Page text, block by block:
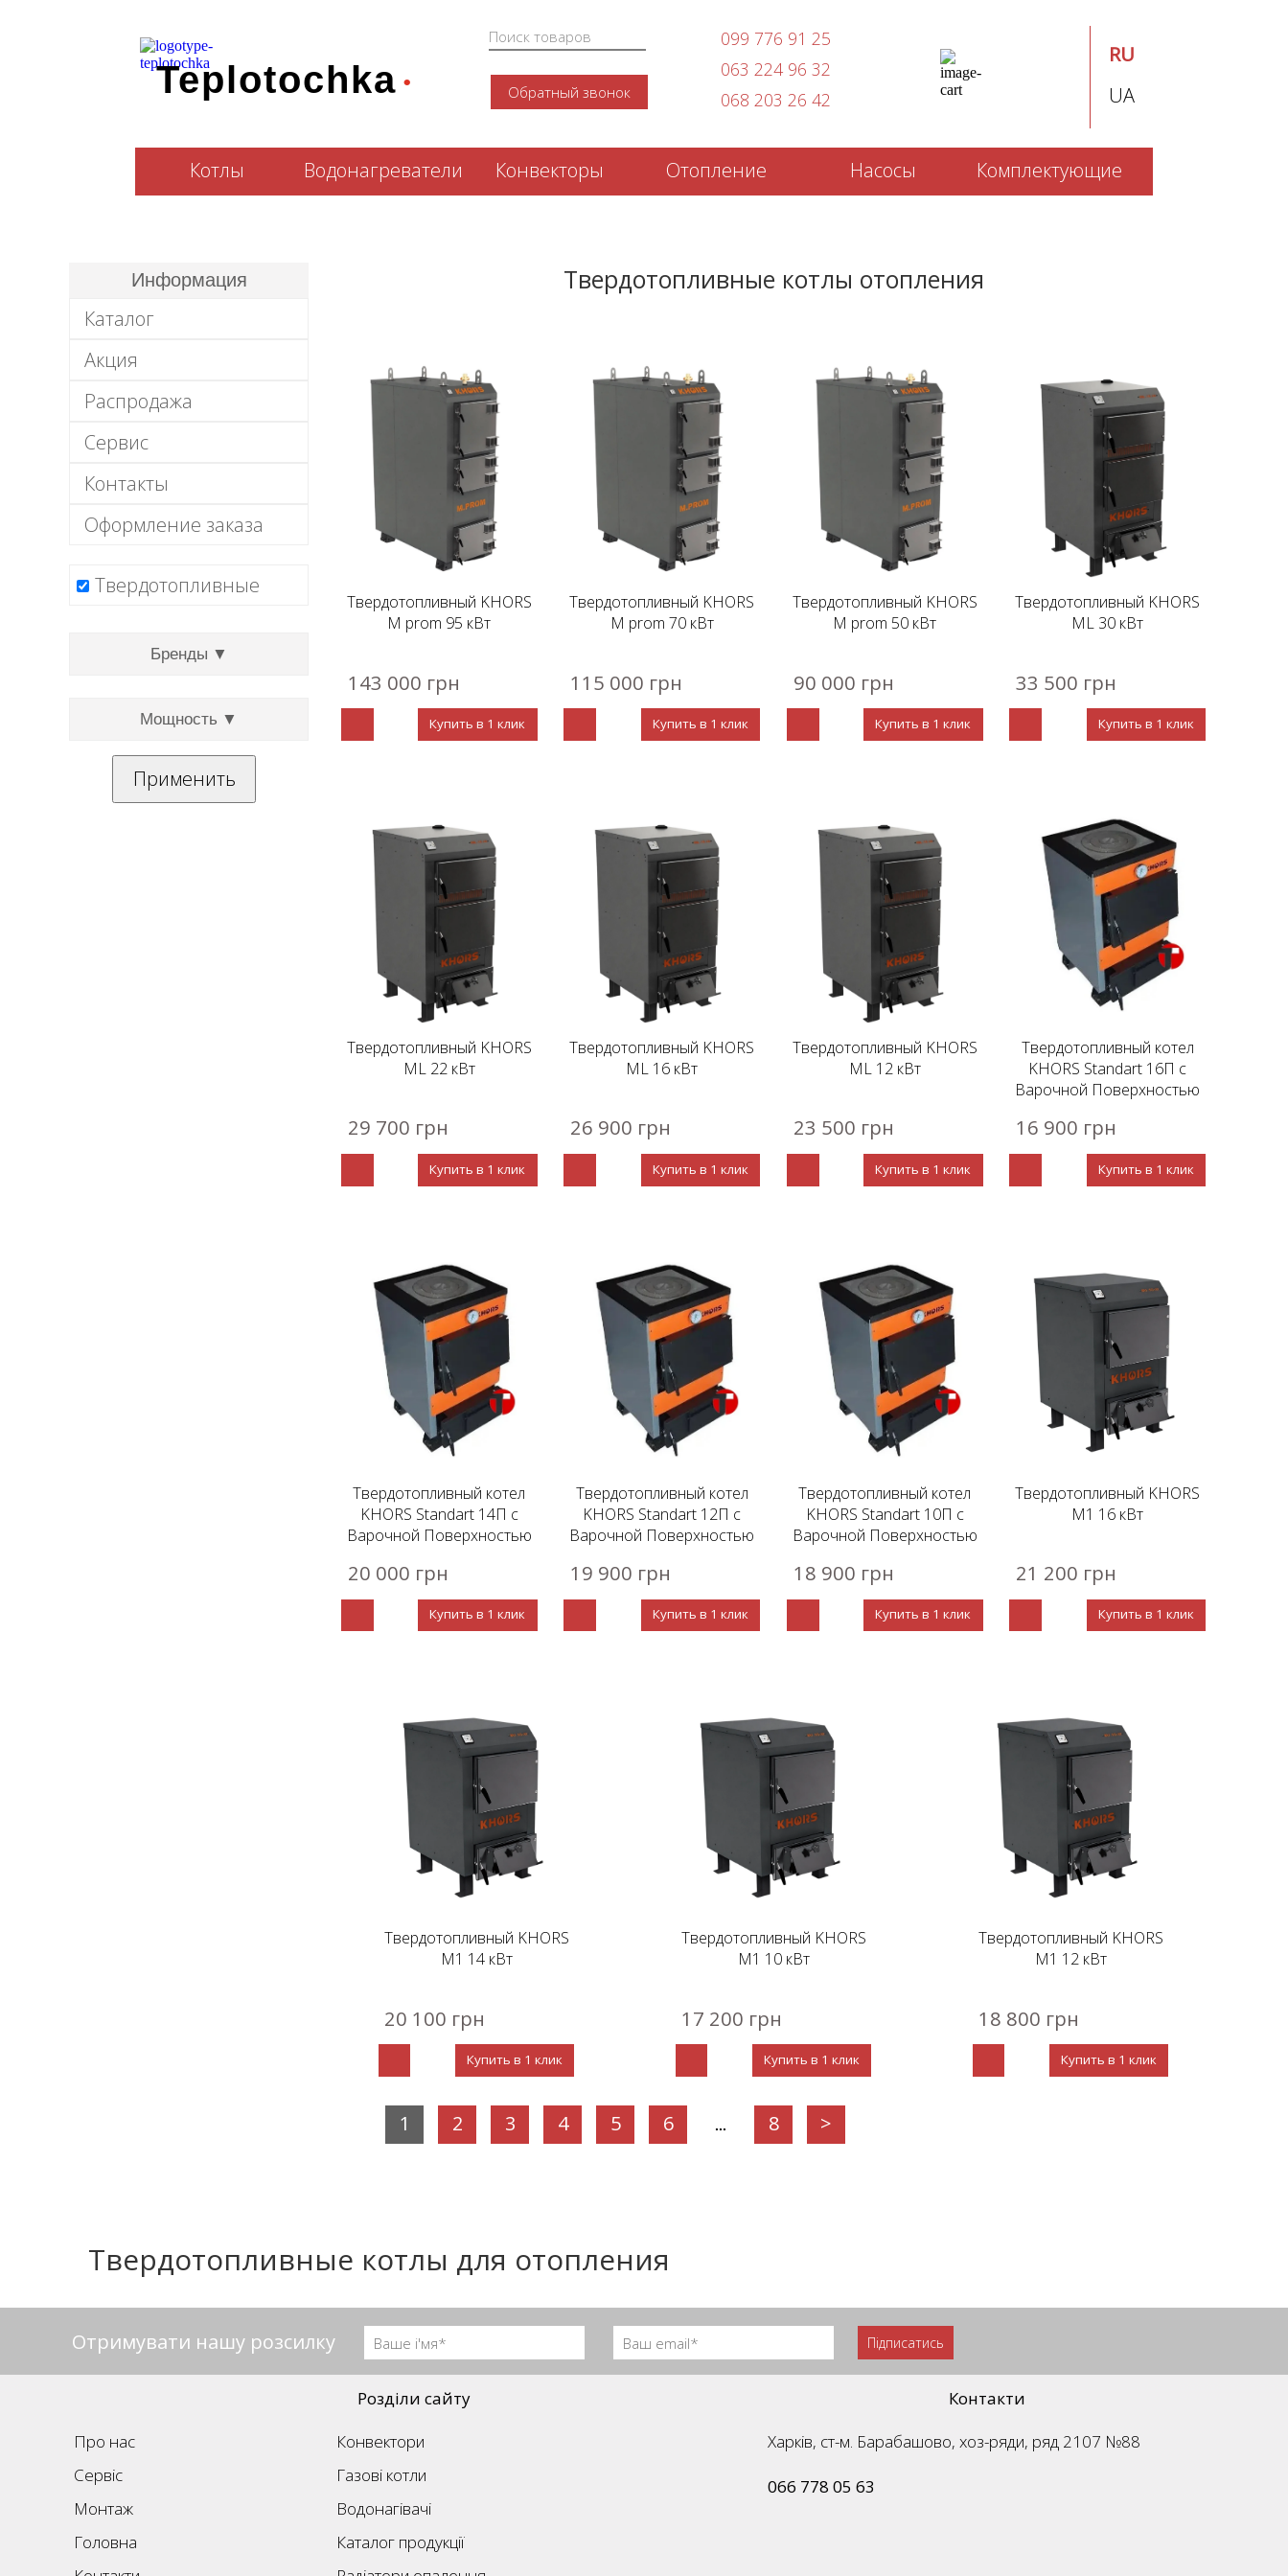
Teplotochka. Обратный звонок
099 776 91 25
063 224 96 32
068 203 26 42
RU
UA
Котлы Водонагреватели Конвекторы Отопление Насосы Комплектующие
Информация
Каталог
Акция
Распродажа
Сервис
Контакты
Оформление заказа
Твердотопливные
Бренды ▼
Мощность ▼
Твердотопливные котлы отопления
Твердотопливный KHORS
M prom 95 кВт
143 000 грн
Купить в 1 клик
Твердотопливный KHORS
M prom 70 кВт
115 000 грн
Купить в 1 клик
Твердотопливный KHORS
M prom 50 кВт
90 000 грн
Купить в 1 клик
Твердотопливный KHORS
ML 30 кВт
33 500 грн
Купить в 1 клик
Твердотопливный KHORS
ML 22 кВт
29 700 грн
Купить в 1 клик
Твердотопливный KHORS
ML 16 кВт
26 900 грн
Купить в 1 клик
Твердотопливный KHORS
ML 12 кВт
23 500 грн
Купить в 1 клик
Твердотопливный котел
KHORS Standart 16П с
Варочной Поверхностью
16 900 грн
Купить в 1 клик
Твердотопливный котел
KHORS Standart 14П с
Варочной Поверхностью
20 000 грн
Купить в 1 клик
Твердотопливный котел
KHORS Standart 12П с
Варочной Поверхностью
19 900 грн
Купить в 1 клик
Твердотопливный котел
KHORS Standart 10П с
Варочной Поверхностью
18 900 грн
Купить в 1 клик
Твердотопливный KHORS
М1 16 кВт
21 200 грн
Купить в 1 клик
Твердотопливный KHORS
М1 14 кВт
20 100 грн
Купить в 1 клик
Твердотопливный KHORS
М1 10 кВт
17 200 грн
Купить в 1 клик
Твердотопливный KHORS
М1 12 кВт
18 800 грн
Купить в 1 клик
1 2 3 4 5 6 ... 8 >
Твердотопливные котлы для отопления
Отримувати нашу розсилку Підписатись
Розділи сайту
Про нас
Конвектори
Сервіс
Газові котли
Монтаж
Водонагівачі
Головна
Каталог продукції
Контакти
Харків, ст-м. Барабашово, хоз-ряди, ряд 2107 №88
066 778 05 63